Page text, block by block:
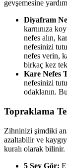
gevşemesine
Diyafram
karnınıza
nefes alın,
nefesinizi
nefes verin,
birkaç kez
Kare Nefes
nefesinizi
odaklanın.
Topraklama
Zihninizi şimdiki
azaltabilir ve
kuralı olarak bilinir.
5 Şey Gör: